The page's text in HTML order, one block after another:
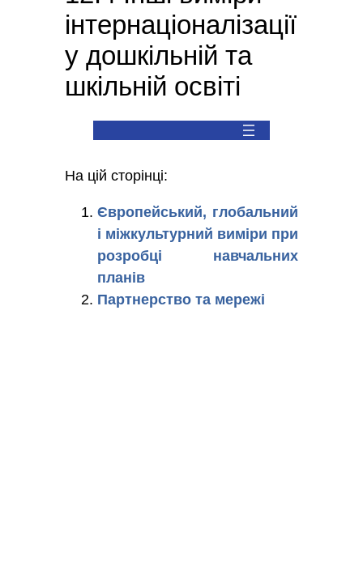
інтернаціоналізації
у дошкільній та
шкільній освіті
На цій сторінці:
Європейський, глобальний
і міжкультурний виміри при
розробці навчальних
планів
Партнерство та мережі